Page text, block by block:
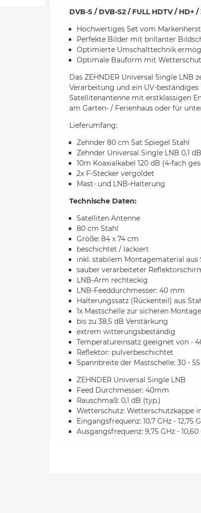
DVB-S / DVB-S2 / FULL HDTV /
Hochwertiges Set vom
Perfekte Bilder mit brillanter
Optimierte Umschalttechnik
Optimale Bauform mit
Das ZEHNDER Universal Single
Verarbeitung und ein UV-
Satellitenantenne mit erstklassigen
am Garten- / Ferienhaus oder für
Lieferumfang:
Zehnder 80 cm Sat Spiegel Stahl
Zehnder Universal Single LNB 0,1 dB
10m Koaxialkabel 120 dB (4-fach
2x F-Stecker vergoldet
Mast- und LNB-Halterung
Technische Daten:
Satelliten Antenne
80 cm Stahl
Größe: 84 x 74 cm
beschichtet / lackiert
inkl. stabilem Montagematerial aus
sauber verarbeiteter
LNB-Arm rechteckig
LNB-Feeddurchmesser: 40 mm
Halterungssatz (Rückenteil) aus
1x Mastschelle zur sicheren
bis zu 38,5 dB Verstärkung
extrem witterungsbeständig
Temperatureinsatz geeignet von -
Reflektor: pulverbeschichtet
Spannbreite der Mastschelle: 30 -
ZEHNDER Universal Single LNB
Feed Durchmesser: 40mm
Rauschmaß: 0,1 dB (typ.)
Wetterschutz: Wetterschutzkappe
Eingangsfrequenz: 10,7 GHz - 12,75
Ausgangsfrequenz: 9,75 GHz - 10,60